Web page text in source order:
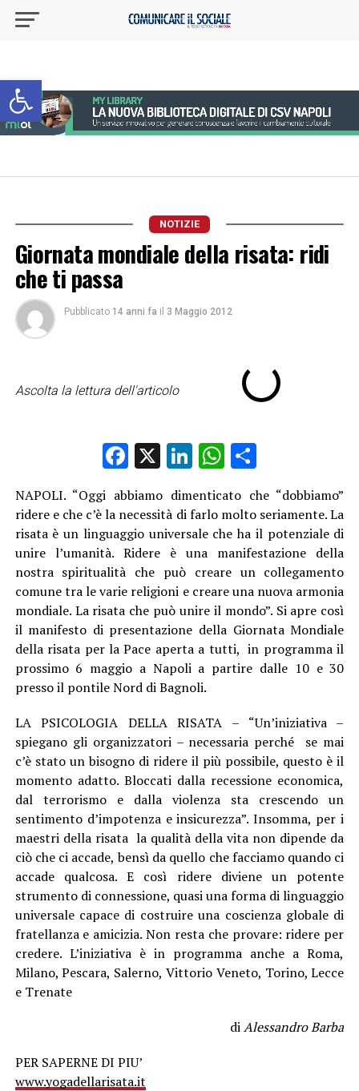
Apri la barra degli strumenti
NOTIZIE
Giornata mondiale della risata: ridi
che ti passa
Pubblicato 14 anni fa il 3 Maggio 2012
Ascolta la lettura dell'articolo
Facebook
X LinkedIn
WhatsApp
Condividi
NAPOLI. “Oggi abbiamo dimenticato che “dobbiamo”
ridere e che c’è la necessità di farlo molto seriamente. La
risata è un linguaggio universale che ha il potenziale di
unire l’umanità. Ridere è una manifestazione della
nostra spiritualità che può creare un collegamento
comune tra le varie religioni e creare una nuova armonia
mondiale. La risata che può unire il mondo”. Si apre così
il manifesto di presentazione della Giornata Mondiale
della risata per la Pace aperta a tutti, in programma il
prossimo 6 maggio a Napoli a partire dalle 10 e 30
presso il pontile Nord di Bagnoli.
LA PSICOLOGIA DELLA RISATA – “Un’iniziativa –
spiegano gli organizzatori – necessaria perché se mai
c’è stato un bisogno di ridere il più possibile, questo è il
momento adatto. Bloccati dalla recessione economica,
dal terrorismo e dalla violenza sta crescendo un
sentimento d’impotenza e insicurezza”. Insomma, per i
maestri della risata la qualità della vita non dipende da
ciò che ci accade, bensì da quello che facciamo quando ci
accade qualcosa. E così ridere diviene un potente
strumento di connessione, quasi una forma di linguaggio
universale capace di costruire una coscienza globale di
fratellanza e amicizia. Non resta che provare: ridere per
credere. L’iniziativa è in programma anche a Roma,
Milano, Pescara, Salerno, Vittorio Veneto, Torino, Lecce
e Trenate
diAlessandro Barba
PER SAPERNE DI PIU’
www.yogadellarisata.it